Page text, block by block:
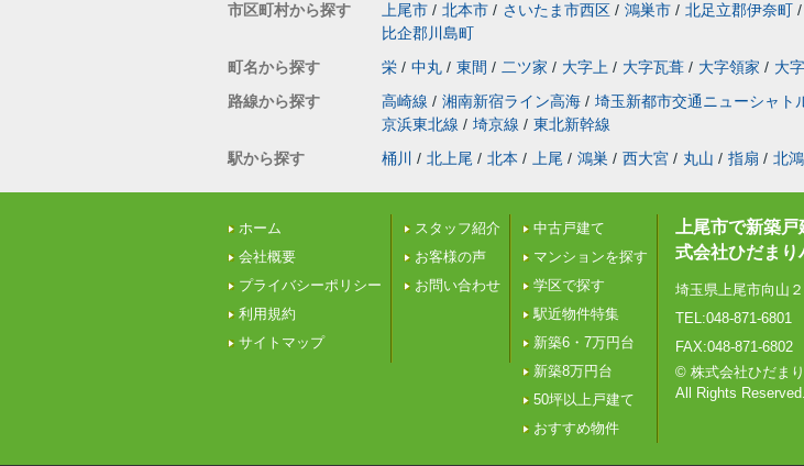
市区町村から探す 上尾市 / 北本市 / さいたま市西区 / 鴻巣市 / 北足立郡伊奈町 /
比企郡川島町
町名から探す
栄 / 中丸 / 東間 / 二ツ家 / 大字上 / 大字瓦葺 / 大字領家 / 大
路線から探す
高崎線 / 湘南新宿ライン高海 / 埼玉新都市交通ニューシャト
京浜東北線 / 埼京線 / 東北新幹線
駅から探す
桶川 / 北上尾 / 北本 / 上尾 / 鴻巣 / 西大宮 / 丸山 / 指扇 / 北
ホーム
会社概要
プライバシーポリシー
利用規約
サイトマップ
スタッフ紹介
お客様の声
お問い合わせ
中古戸建て
マンションを探す
学区で探す
駅近物件特集
新築6・7万円台
新築8万円台
50坪以上戸建て
おすすめ物件
上尾市で新築
式会社ひだま
埼玉県上尾市向山
TEL:048-871-6801
FAX:048-871-6802
© 株式会社ひだま
All Rights Reserved.